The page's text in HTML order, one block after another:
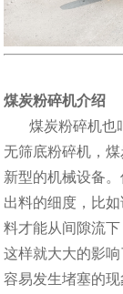
煤炭粉碎机介绍
煤炭粉碎机也
无筛底粉碎机，
新型的机械设备
出料的细度，比
料才能从间隙流
这样就大大的影
容易发生堵塞的